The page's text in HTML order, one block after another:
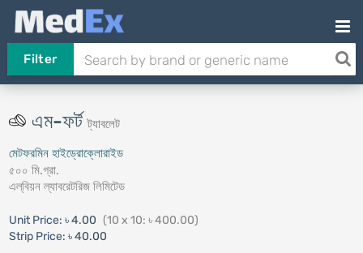
Filter
এম-ফর্টট্যাবলেট
মেটফরমিন হাইড্রোক্লোরাইড
৫০০ মি.গ্রা.
এল্‌বিয়ন ল্যাবরেটরিজ লিমিটেড
Unit Price: ৳ 4.00 (10 x 10: ৳ 400.00)
Strip Price: ৳ 40.00